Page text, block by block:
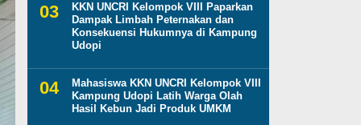
KKN UNCRI Kelompok VIII Paparkan
Dampak Limbah Peternakan dan
Konsekuensi Hukumnya di Kampung
Udopi
Mahasiswa KKN UNCRI Kelompok VIII
Kampung Udopi Latih Warga Olah
Hasil Kebun Jadi Produk UMKM